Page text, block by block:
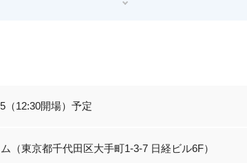
（12:30開場）予定
（東京都千代田区大手町1-3-7 日経ビル6F）